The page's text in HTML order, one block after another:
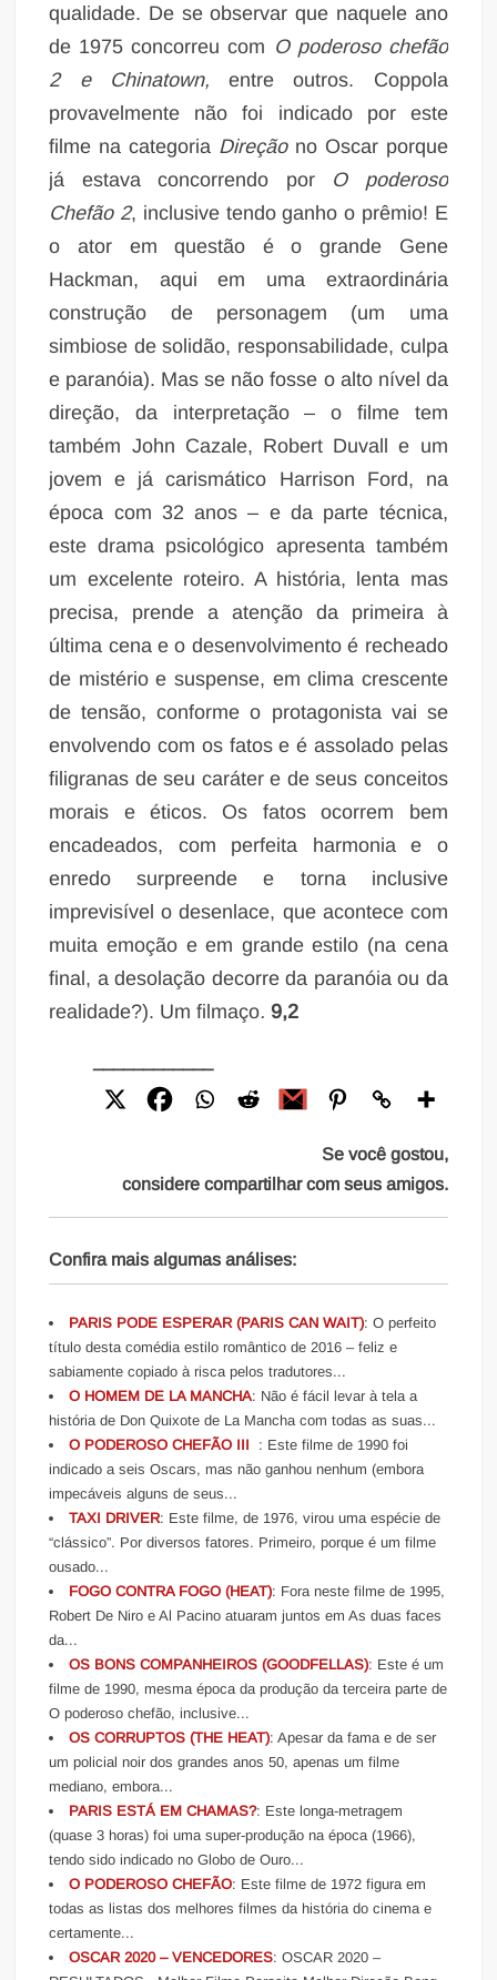
qualidade. De se observar que naquele ano
de 1975 concorreu com O poderoso chefão
2 e Chinatown,entre outros.
Coppola
provavelmente não foi indicado por este
filme na categoria Direçãono Oscar porque
já estava concorrendo por O poderoso
Chefão 2, inclusive tendo ganho o prêmio! E
o ator em questão é o grande Gene
Hackman, aqui em uma extraordinária
construção de personagem (um uma
simbiose de solidão, responsabilidade, culpa
e paranóia). Mas se não fosse o alto nível da
direção, da interpretação – o filme tem
também John Cazale, Robert Duvall e um
jovem e já carismático Harrison Ford, na
época com 32 anos – e da parte técnica,
este drama psicológico apresenta também
um excelente roteiro. A história, lenta mas
precisa, prende a atenção da primeira à
última cena e o desenvolvimento é recheado
de mistério e suspense, em clima crescente
de tensão, conforme o protagonista vai se
envolvendo com os fatos e é assolado pelas
filigranas de seu caráter e de seus conceitos
morais e éticos. Os fatos ocorrem bem
encadeados, com perfeita harmonia e o
enredo surpreende e torna inclusive
imprevisível o desenlace, que acontece com
muita emoção e em grande estilo (na cena
final, a desolação decorre da paranóia ou da
realidade?). Um filmaço.9,2
Se você gostou,
considere compartilhar com seus amigos.
Confira mais algumas análises:
PARIS PODE ESPERAR (PARIS CAN WAIT): O perfeito
título desta comédia estilo romântico de 2016 – feliz e
sabiamente copiado à risca pelos tradutores...
O HOMEM DE LA MANCHA: Não é fácil levar à tela a
história de Don Quixote de La Mancha com todas as suas...
O PODEROSO CHEFÃO III : Este filme de 1990 foi
indicado a seis Oscars, mas não ganhou nenhum (embora
impecáveis alguns de seus...
TAXI DRIVER: Este filme, de 1976, virou uma espécie de
“clássico”. Por diversos fatores. Primeiro, porque é um filme
ousado...
FOGO CONTRA FOGO (HEAT): Fora neste filme de 1995,
Robert De Niro e Al Pacino atuaram juntos em As duas faces
da...
OS BONS COMPANHEIROS (GOODFELLAS): Este é um
filme de 1990, mesma época da produção da terceira parte de
O poderoso chefão, inclusive...
OS CORRUPTOS (THE HEAT): Apesar da fama e de ser
um policial noir dos grandes anos 50, apenas um filme
mediano, embora...
PARIS ESTÁ EM CHAMAS?: Este longa-metragem
(quase 3 horas) foi uma super-produção na época (1966),
tendo sido indicado no Globo de Ouro...
O PODEROSO CHEFÃO: Este filme de 1972 figura em
todas as listas dos melhores filmes da história do cinema e
certamente...
OSCAR 2020 – VENCEDORES: OSCAR 2020 –